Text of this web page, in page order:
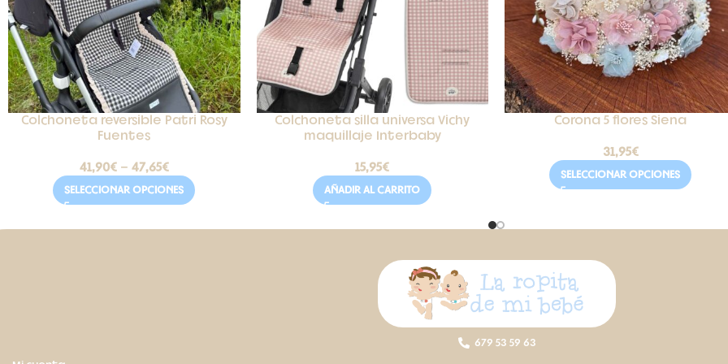
Colchoneta reversible Patri Rosy
Fuentes
41,90€ - 47,65€
SELECCIONAR OPCIONES
Colchoneta silla universa Vichy
maquillaje Interbaby
15,95€
AÑADIR AL CARRITO
Corona 5 flores Siena
31,95€
SELECCIONAR OPCIONES
679 53 59 63